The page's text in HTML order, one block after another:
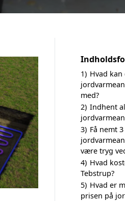
1) Hvad
med?
2) Indhent
3) Få nemt
være tryg
4) Hvad
Tebstrup?
5) Hvad er
prisen på